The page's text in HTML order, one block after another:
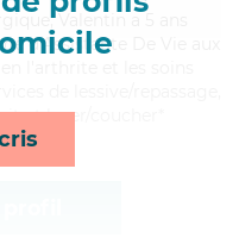
Valentin a 5 ans
d'Assistante De Vie aux
et lever/coucher*